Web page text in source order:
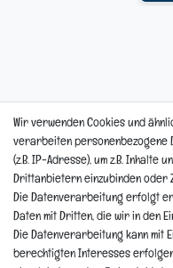
Hinweis zur
Wir verwenden Cookies und
verarbeiten personenbezogene
(z.B. IP-Adresse), um z.B. Inhalte
Drittanbietern einzubinden oder
Die Datenverarbeitung erfolgt
Daten mit Dritten, die wir in den
Die Datenverarbeitung kann mit
berechtigten Interesses